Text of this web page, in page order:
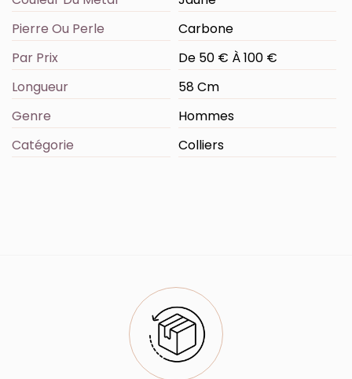
Pierre Ou Perle
Carbone
Par Prix
De 50 € À 100 €
Longueur
58 Cm
Genre
Hommes
Catégorie
Colliers